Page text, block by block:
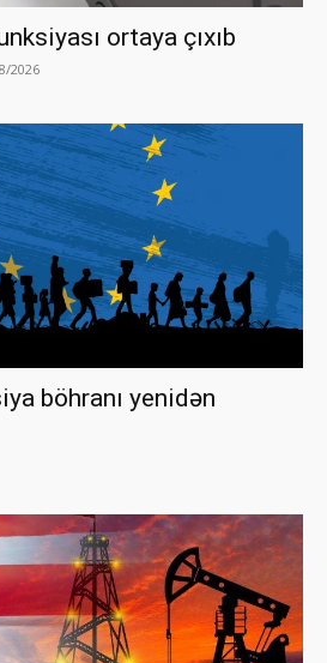
ortaya çıxıb
2026
böhranı yenidən